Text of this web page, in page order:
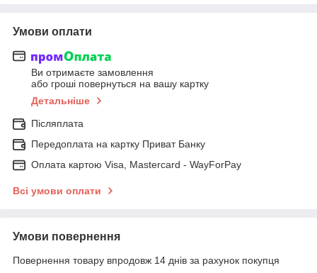
Умови оплати
Ви отримаєте замовлення
або гроші повернуться на вашу картку
Детальніше
Післяплата
Передоплата на картку Приват Банку
Оплата картою Visa, Mastercard - WayForPay
Всі умови оплати
Умови повернення
Повернення товару впродовж 14 днів за рахунок покупця